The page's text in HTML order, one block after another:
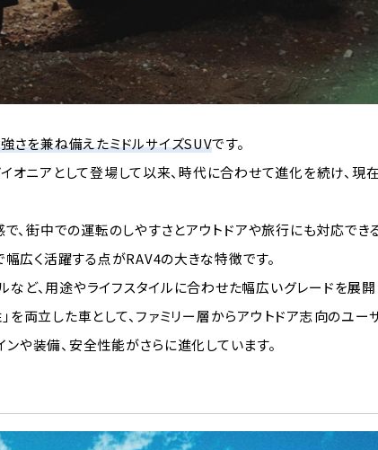
さを兼ね備えたミドルサイズSUVです。
オニアとして登場して以来、時代に合わせて進化を続け、
、街中での運転のしやすさとアウトドアや旅行にも対応でき
広く活躍する点がRAV4の大きな特徴です。
など、用途やライフスタイルに合わせた幅広いグレードを展
を両立した車として、ファミリー層からアウトドア志向のユ
や装備、安全性能がさらに進化しています。